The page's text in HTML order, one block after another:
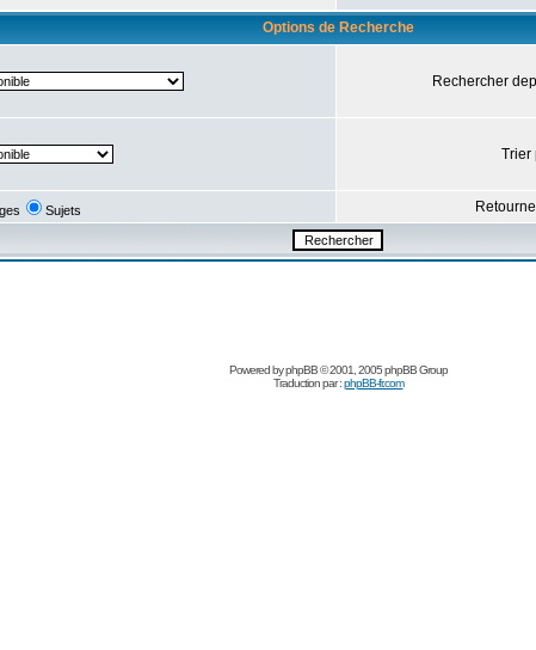
Options de Recherche
Rechercher
Trier
Sujets
Powered byphpBB© 2001, 2005 phpBB Group
Traduction par :phpBB-fr.com